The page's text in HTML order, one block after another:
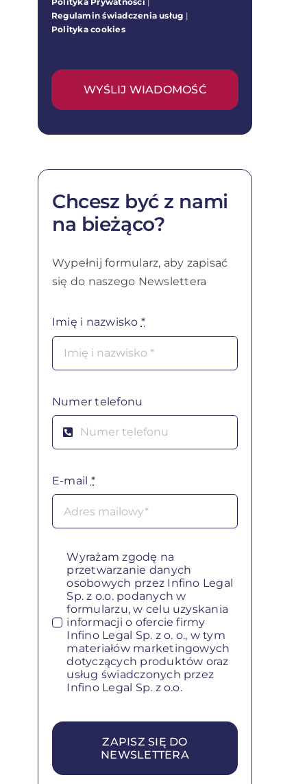
Regulamin świadczenia usług |
Polityka cookies
WYŚLIJ WIADOMOŚĆ
Chcesz być z nami
na bieżąco?
Wypełnij formularz, aby zapisać
się do naszego Newslettera
Imię i nazwisko *
Numer telefonu
E-mail *
Wyrażam zgodę na
przetwarzanie danych
osobowych przez Infino Legal
Sp. z o.o. podanych w
formularzu, w celu uzyskania
informacji o ofercie firmy
Infino Legal Sp. z o. o., w tym
materiałów marketingowych
dotyczących produktów oraz
usług świadczonych przez
Infino Legal Sp. z o.o.
ZAPISZ SIĘ DO
NEWSLETTERA